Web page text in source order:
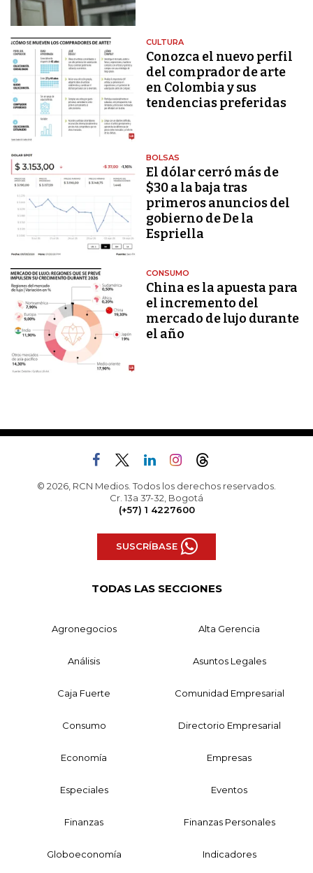
CULTURA
Conozca el nuevo perfil
del comprador de arte
en Colombia y sus
tendencias preferidas
BOLSAS
El dólar cerró más de
$30 a la baja tras
primeros anuncios del
gobierno de De la
Espriella
CONSUMO
China es la apuesta para
el incremento del
mercado de lujo durante
el año
© 2026, RCN Medios. Todos los derechos reservados.
Cr. 13a 37-32, Bogotá
(+57) 1 4227600
SUSCRÍBASE
TODAS LAS SECCIONES
Agronegocios Alta Gerencia
Análisis Asuntos Legales
Caja Fuerte Comunidad Empresarial
Consumo Directorio Empresarial
Economía Empresas
Especiales Eventos
Finanzas Finanzas Personales
Globoeconomía Indicadores